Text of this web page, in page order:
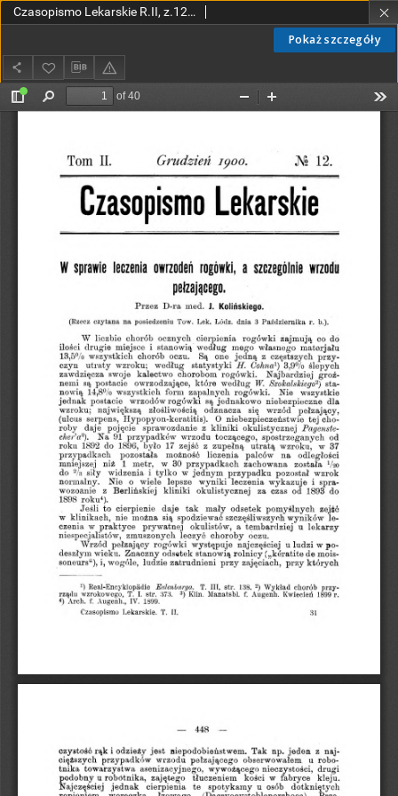
Pokaż szczegóły
Czasopismo Lekarskie R.II, z.12 (1900)